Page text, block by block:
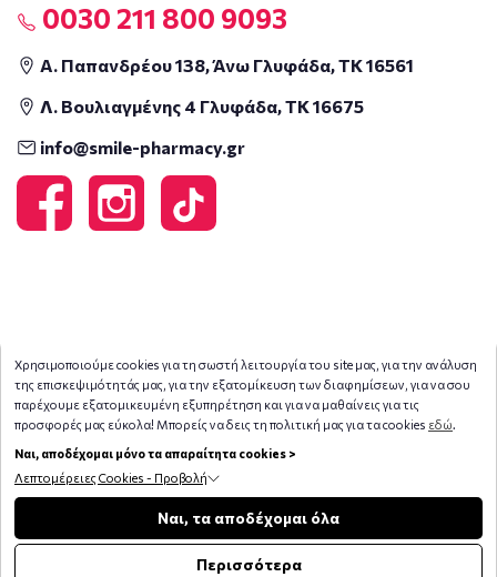
Χρησιμοποιούμε cookies για τη σωστή λειτουργία του site μας, για την ανάλυση
της επισκεψιμότητάς μας, για την εξατομίκευση των διαφημίσεων, για να σου
παρέχουμε εξατομικευμένη εξυπηρέτηση και για να μαθαίνεις για τις
προσφορές μας εύκολα! Μπορείς να δεις τη πολιτική μας για τα cookies εδώ.
Ναι, αποδέχομαι μόνο τα απαραίτητα cookies >
Λεπτομέρειες Cookies - Προβολή
Ναι, τα αποδέχομαι όλα
Περισσότερα
0030 211 800 9093
Α. Παπανδρέου 138, Άνω Γλυφάδα, ΤΚ 16561
Λ. Βουλιαγμένης 4 Γλυφάδα, ΤΚ 16675
info@smile-pharmacy.gr
Copyright © 2026smile-pharmacy.gr